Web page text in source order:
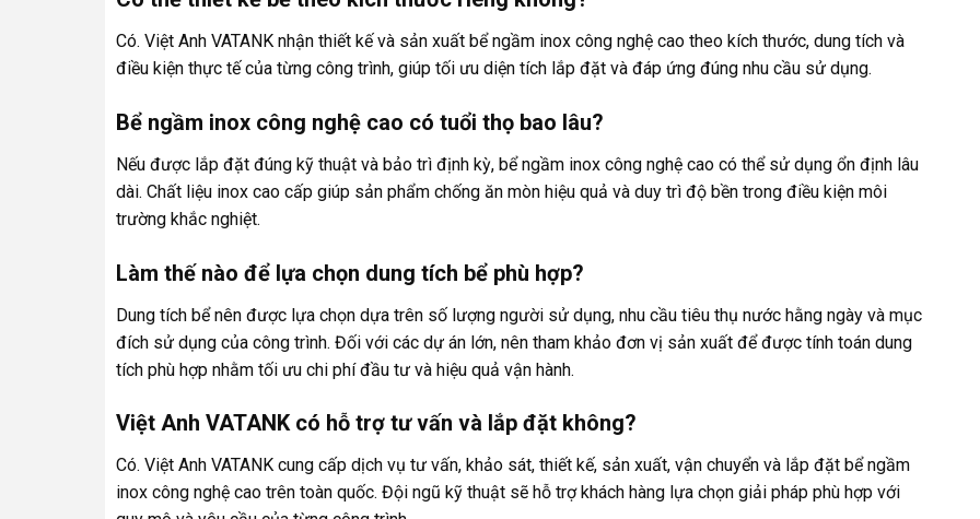
Có. Việt Anh VATANK nhận thiết kế và sản xuất bể ngầm inox công nghệ cao theo kích thước, dung tích và
điều kiện thực tế của từng công trình, giúp tối ưu diện tích lắp đặt và đáp ứng đúng nhu cầu sử dụng.
Bể ngầm inox công nghệ cao có tuổi thọ bao lâu?
Nếu được lắp đặt đúng kỹ thuật và bảo trì định kỳ, bể ngầm inox công nghệ cao có thể sử dụng ổn định lâu
dài. Chất liệu inox cao cấp giúp sản phẩm chống ăn mòn hiệu quả và duy trì độ bền trong điều kiện môi
trường khắc nghiệt.
Làm thế nào để lựa chọn dung tích bể phù hợp?
Dung tích bể nên được lựa chọn dựa trên số lượng người sử dụng, nhu cầu tiêu thụ nước hằng ngày và mục
đích sử dụng của công trình. Đối với các dự án lớn, nên tham khảo đơn vị sản xuất để được tính toán dung
tích phù hợp nhằm tối ưu chi phí đầu tư và hiệu quả vận hành.
Việt Anh VATANK có hỗ trợ tư vấn và lắp đặt không?
Có. Việt Anh VATANK cung cấp dịch vụ tư vấn, khảo sát, thiết kế, sản xuất, vận chuyển và lắp đặt bể ngầm
inox công nghệ cao trên toàn quốc. Đội ngũ kỹ thuật sẽ hỗ trợ khách hàng lựa chọn giải pháp phù hợp với